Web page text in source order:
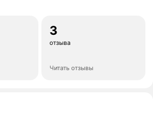
3
отзыва
Читать отзывы